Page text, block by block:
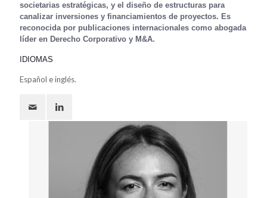
societarias estratégicas, y el diseño de estructuras para
canalizar inversiones y financiamientos de proyectos. Es
reconocida por publicaciones internacionales como abogada
líder en Derecho Corporativo y M&A.
IDIOMAS
Español e inglés.